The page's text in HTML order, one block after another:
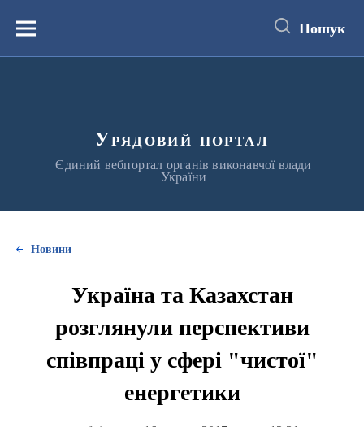
вмістуМеню Пошук
Урядовий портал
Єдиний вебпортал органів виконавчої влади
України
Новини
Україна та Казахстан
розглянули перспективи
співпраці у сфері "чистої"
енергетики